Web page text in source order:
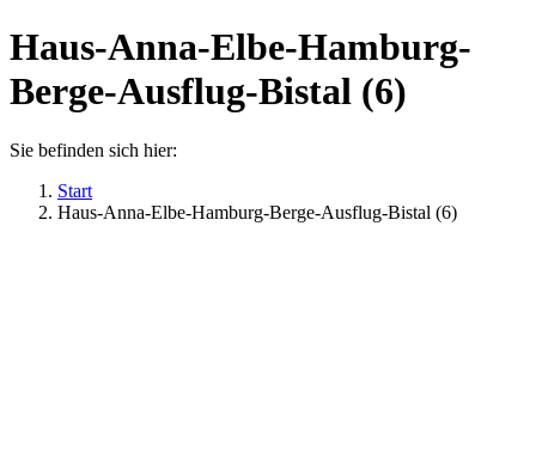
Haus-Anna-Elbe-Hamburg-
Berge-Ausflug-Bistal (6)
Sie befinden sich hier:
Start
Haus-Anna-Elbe-Hamburg-Berge-Ausflug-Bistal (6)